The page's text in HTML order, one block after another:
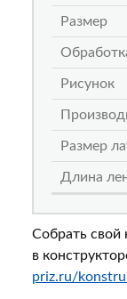
Размер
Рисунок
Размер
Длина
Собрать
в
priz.ru/